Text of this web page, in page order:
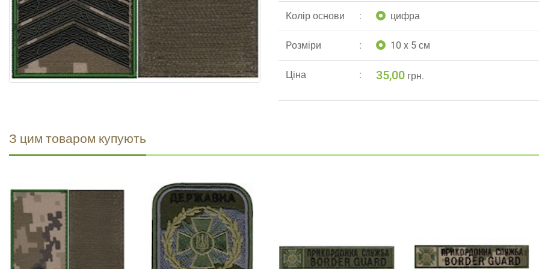
Kолір основи цифра
Pозміри 10 x 5 см
Ціна 35,00 грн.
З цим товаром купують